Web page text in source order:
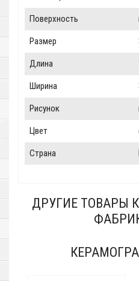
Поверхность
Размер
Длина
Ширина
Рисунок
Цвет
Страна
ДРУГИЕ ТОВАРЫ